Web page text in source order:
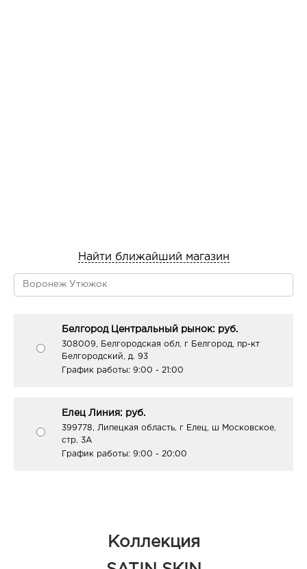
Найти ближайший магазин
Белгород Центральный рынок: руб.
308009, Белгородская обл, г Белгород, пр-кт
Белгородский, д. 93
График работы: 9:00 - 21:00
Елец Линия: руб.
399778, Липецкая область, г Елец, ш Московское,
стр. 3А
График работы: 9:00 - 20:00
Коллекция